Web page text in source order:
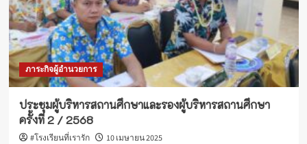
พร
คณะ
ผู้
บริหาร
เนื่อง
ใน
เทศกาล
สงกรานต์
ประจำ
ปี
2568
ภาระกิจผู้อำนวยการ
ประชุมผู้บริหารสถานศึกษาและรองผู้บริหารสถานศึกษา
ครั้งที่ 2 / 2568
#โรงเรียนที่เรารัก 10 เมษายน 2025